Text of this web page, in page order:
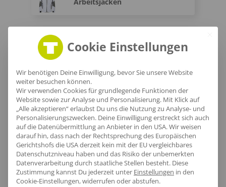
Arbeitshosen
Warnwesten
Warnschutz-T-Shirts
Fleece Warnschutzjacken
Cookie Einstellungen
Wir benötigen Deine Einwilligung, bevor Sie unsere Website
weiter besuchen können.
Wir verwenden Cookies für grundlegende Funktionen der
Website sowie zur Analyse und Personalisierung. Mit Klick auf
„Alle akzeptieren“ erlaubst Du uns die Nutzung zu Analyse- und
Personalisierungszwecken. Deine Einwilligung erstreckt sich auch
auf die Datenübermittlung an Anbieter in den USA. Wir weisen
darauf hin, dass nach der Rechtsprechung des Europäischen
Gerichtshofs die USA derzeit kein mit der EU vergleichbares
Datenschutzniveau haben und das Risiko der unbemerkten
Datenverarbeitung durch staatliche Stellen besteht. Diese
Zustimmung kannst Du jederzeit unter Einstellungen in den
Cookie-Einstellungen, widerrufen oder abstufen.